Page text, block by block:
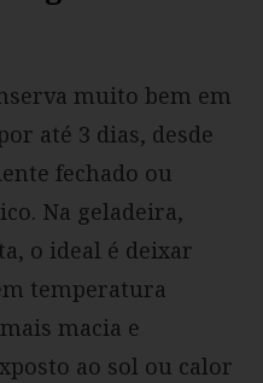
muito bem em
até 3 dias, desde
fechado ou
Na geladeira,
o ideal é deixar
temperatura
macia e
ao sol ou calor